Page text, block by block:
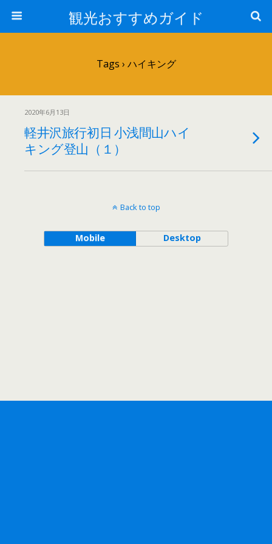
観光おすすめガイド
Tags › ハイキング
2020年6月13日
軽井沢旅行初日 小浅間山ハイ
キング登山（１）
Back to top
Mobile Desktop